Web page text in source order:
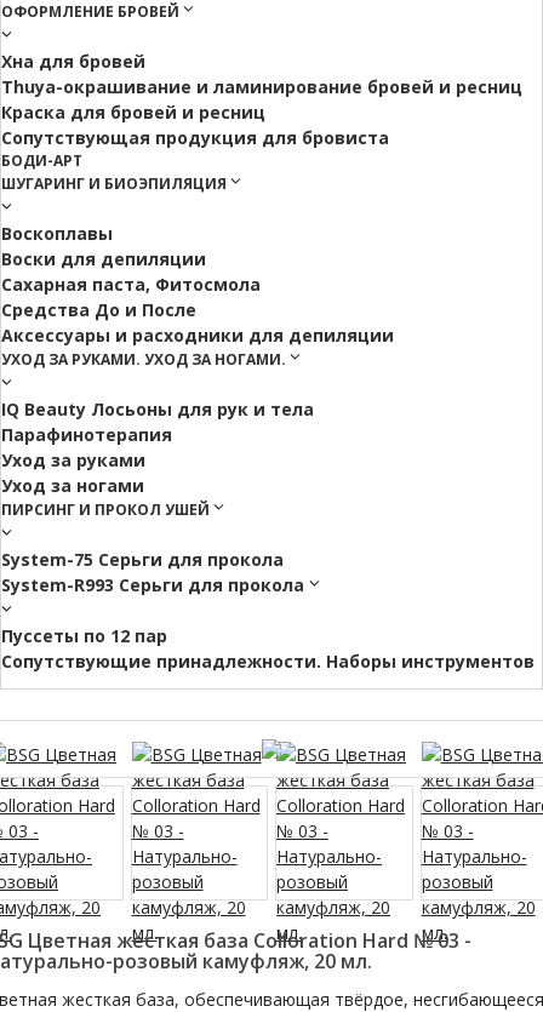
ОФОРМЛЕНИЕ БРОВЕЙ
Хна для бровей
Thuya-окрашивание и ламинирование бровей и ресниц
Краска для бровей и ресниц
Сопутствующая продукция для бровиста
БОДИ-АРТ
ШУГАРИНГ И БИОЭПИЛЯЦИЯ
Воскоплавы
Воски для депиляции
Сахарная паста, Фитосмола
Средства До и После
Аксессуары и расходники для депиляции
УХОД ЗА РУКАМИ. УХОД ЗА НОГАМИ.
IQ Beauty Лосьоны для рук и тела
Парафинотерапия
Уход за руками
Уход за ногами
ПИРСИНГ И ПРОКОЛ УШЕЙ
System-75 Серьги для прокола
System-R993 Серьги для прокола
Пуссеты по 12 пар
Cопутствующие принадлежности. Наборы инструментов
Цветная жесткая база Colloration Hard № 03 -
розовый камуфляж, 20 мл.
жесткая база, обеспечивающая твёрдое, несгибающееся